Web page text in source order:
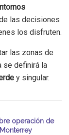
las decisiones
los disfruten.
las zonas de
se definirá la
y singular.
operación de